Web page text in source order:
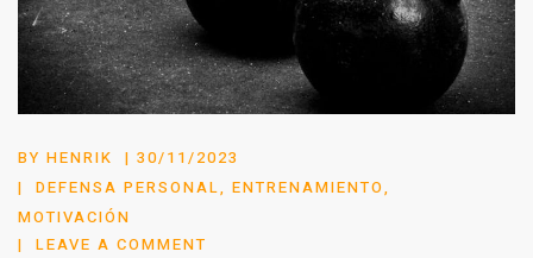
BY HENRIK
POSTED
ON
30/11/2023
DEFENSA PERSONAL, ENTRENAMIENTO,
MOTIVACIÓN
LEAVE A COMMENT